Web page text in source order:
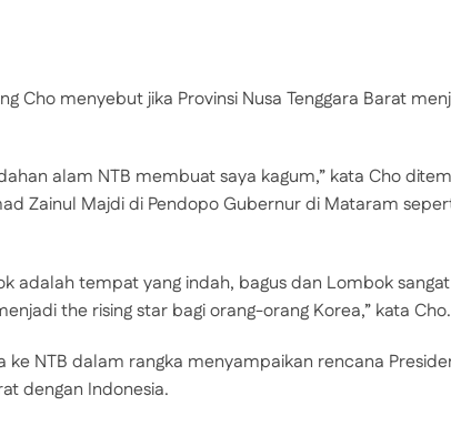
Cho menyebut jika Provinsi Nusa Tenggara Barat
alam NTB membuat saya kagum,” kata Cho
Zainul Majdi di Pendopo Gubernur di Mataram
adalah tempat yang indah, bagus dan Lombok sangat
the rising star bagi orang-orang Korea,” kata Cho.
NTB dalam rangka menyampaikan rencana
dengan Indonesia.